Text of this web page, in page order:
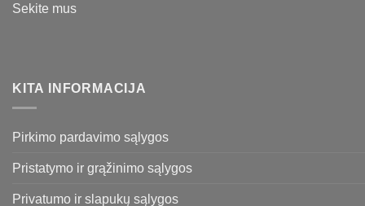
Sekite mus
KITA INFORMACIJA
Pirkimo pardavimo sąlygos
Pristatymo ir grąžinimo sąlygos
Privatumo ir slapukų sąlygos